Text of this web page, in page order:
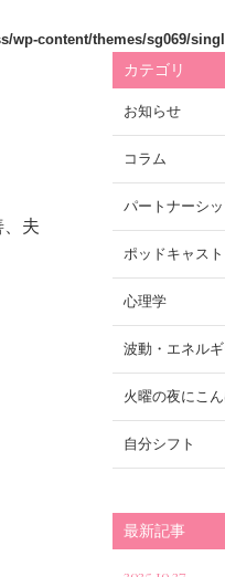
wp-content/themes/sg069/
夫
カテゴリ
お知らせ
コラム
パートナーシ
ポッドキャスト
心理学
波動・エネル
火曜の夜にこ
自分シフト
最新記事